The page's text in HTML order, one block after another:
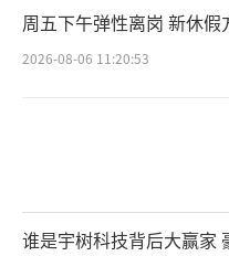
周五下午弹性离岗 新休假
2026-08-06 11:20:53
谁是宇树科技背后大赢家